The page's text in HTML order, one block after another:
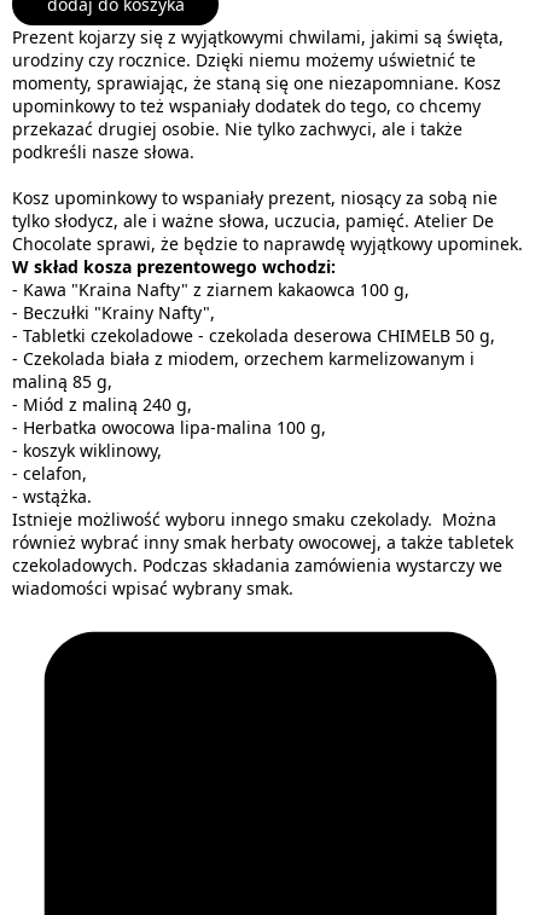
Prezent kojarzy się z wyjątkowymi chwilami, jakimi są święta,
urodziny czy rocznice. Dzięki niemu możemy uświetnić te
momenty, sprawiając, że staną się one niezapomniane. Kosz
upominkowy to też wspaniały dodatek do tego, co chcemy
przekazać drugiej osobie. Nie tylko zachwyci, ale i także
podkreśli nasze słowa.
Kosz upominkowy to wspaniały prezent, niosący za sobą nie
tylko słodycz, ale i ważne słowa, uczucia, pamięć. Atelier De
Chocolate sprawi, że będzie to naprawdę wyjątkowy upominek.
W skład kosza prezentowego wchodzi:
- Kawa "Kraina Nafty" z ziarnem kakaowca 100 g,
- Beczułki "Krainy Nafty",
- Tabletki czekoladowe - czekolada deserowa CHIMELB 50 g,
- Czekolada biała z miodem, orzechem karmelizowanym i
maliną 85 g,
- Miód z maliną 240 g,
- Herbatka owocowa lipa-malina 100 g,
- koszyk wiklinowy,
- celafon,
- wstążka.
Istnieje możliwość wyboru innego smaku czekolady. Można
również wybrać inny smak herbaty owocowej, a także tabletek
czekoladowych. Podczas składania zamówienia wystarczy we
wiadomości wpisać wybrany smak.